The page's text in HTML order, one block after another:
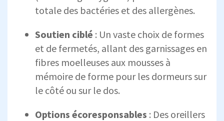
totale des bactéries et des allergènes.
Soutien ciblé : Un vaste choix de formes
et de fermetés, allant des garnissages en
fibres moelleuses aux mousses à
mémoire de forme pour les dormeurs sur
le côté ou sur le dos.
Options écoresponsables : Des oreillers